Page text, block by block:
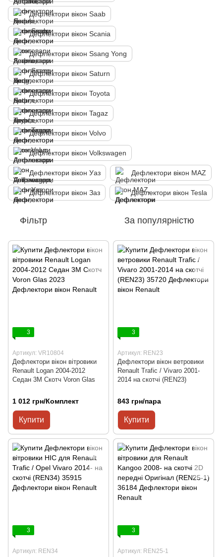
Дефлектори вікон Saab
Дефлектори вікон Scania
Дефлектори вікон Ssang Yong
Дефлектори вікон Saturn
Дефлектори вікон Toyota
Дефлектори вікон Tagaz
Дефлектори вікон Volvo
Дефлектори вікон Volkswagen
Дефлектори вікон Уаз Дефлектори вікон MAZ
Дефлектори вікон Заз Дефлектори вікон Tesla
Фільтр За популярністю
3
Артикул: VR10804
Дефлектори вікон вітровики
Renault Logan 2004-2012
Седан 3М Скотч Voron Glas
1 012 грн/Комплект
Купити
3
Артикул: REN23
Дефлектори вікон ветровики
Renault Trafic / Vivaro 2001-
2014 на скотчі (REN23)
843 грн/пара
Купити
3
Артикул: REN34
3
Артикул: REN25-1